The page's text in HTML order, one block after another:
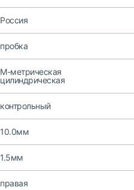
Россия
пробка
M-метрическая
цилиндрическая
контрольный
10.0мм
1.5мм
правая